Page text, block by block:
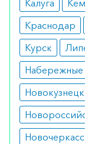
синдром
сильная
Как
Дозировка
Калуга
Краснодар
Курск
Набережные
Новокузнецк